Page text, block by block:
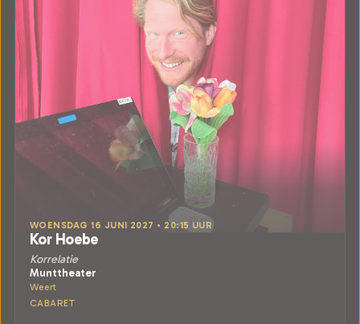
WOENSDAG 16 JUNI 2027 • 20:15 UUR
Kor Hoebe
Korrelatie
Munttheater
Weert
CABARET